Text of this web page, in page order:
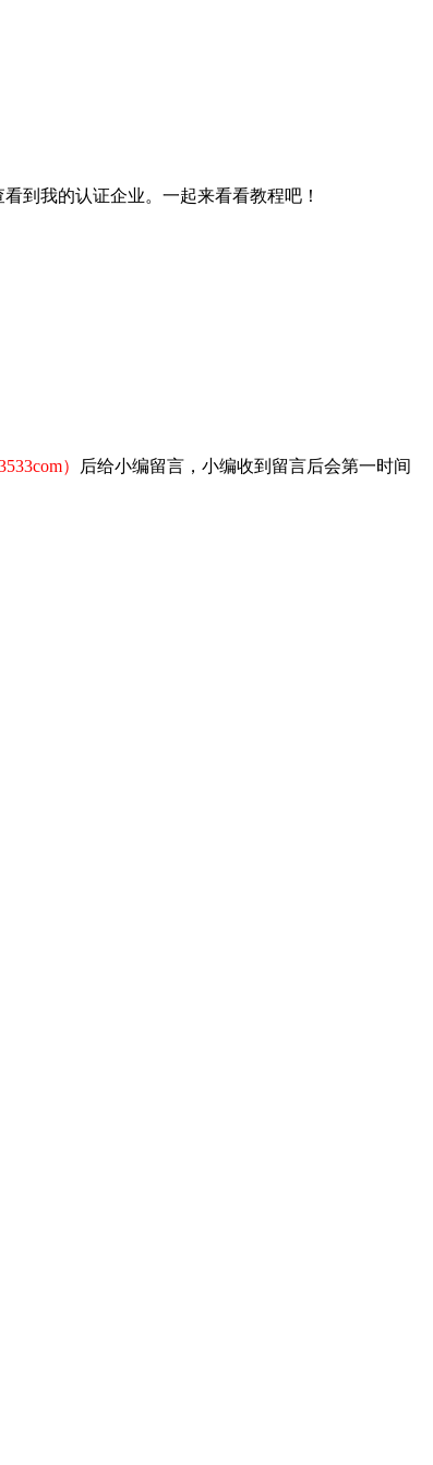
到我的认证企业。一起来看看教程吧！
）
后给小编留言，小编收到留言后会第一时间